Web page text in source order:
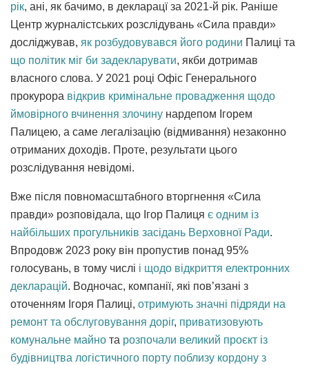
рік, ані, як бачимо, в декларацї за 2021-й рік. Раніше
Центр журналістських розслідувань «Сила правди»
досліджував, як розбудовувався його родини Палиці та
що політик міг би задекларувати, якби дотримав
власного слова. У 2021 році Офіс Генерального
прокурора відкрив кримінальне провадження щодо
ймовірного вчинення злочину нардепом Ігорем
Палицею, а саме легалізацію (відмивання) незаконно
отриманих доходів. Проте, результати цього
розслідування невідомі.
Вже після повномасштабного вторгнення «Сила
правди» розповідала, що Ігор Палиця є одним із
найбільших прогульників засідань Верховної Ради.
Впродовж 2023 року він пропустив понад 95%
голосувань, в тому числі і щодо відкриття електронних
декларацій. Водночас, компанії, які пов’язані з
оточенням Ігоря Палиці, отримують значні підряди на
ремонт та обслуговування доріг, приватизовують
комунальне майно та розпочали великий проєкт із
будівництва логістичного порту поблизу кордону з